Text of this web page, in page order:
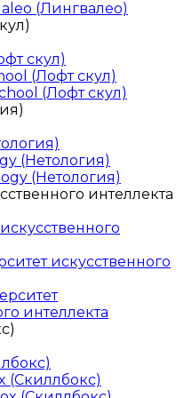
(Лингвалео)
скул)
(Лофт скул)
(Лофт скул)
(Нетология)
(Нетология)
интеллекта
искусственного
интеллекта
(Скиллбокс)